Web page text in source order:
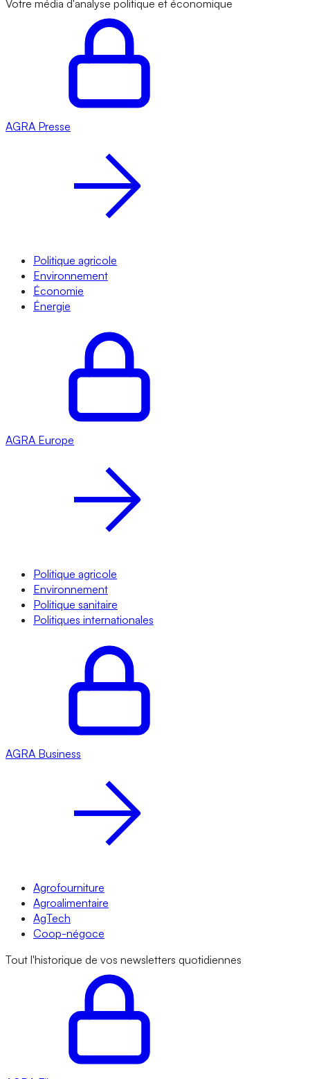
Votre média d'analyse politique et économique
AGRA Presse
Politique agricole
Environnement
Économie
Énergie
AGRA Europe
Politique agricole
Environnement
Politique sanitaire
Politiques internationales
AGRA Business
Agrofourniture
Agroalimentaire
AgTech
Coop-négoce
Tout l'historique de vos newsletters quotidiennes